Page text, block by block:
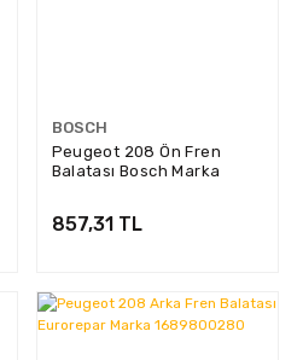
BOSCH
Peugeot 208 Ön Fren
Balatası Bosch Marka
857,31 TL